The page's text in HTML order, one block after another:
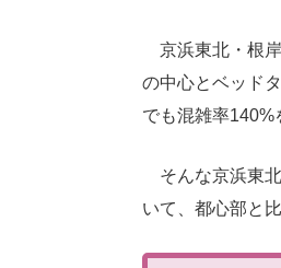
京浜東北・根岸
の中心とベッド
でも混雑率140%
そんな京浜東北
いて、都心部と